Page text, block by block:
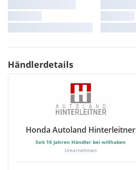
Händlerdetails
Honda Autoland Hinterleitner
Seit 16 Jahren Händler bei willhaben
Unternehmen